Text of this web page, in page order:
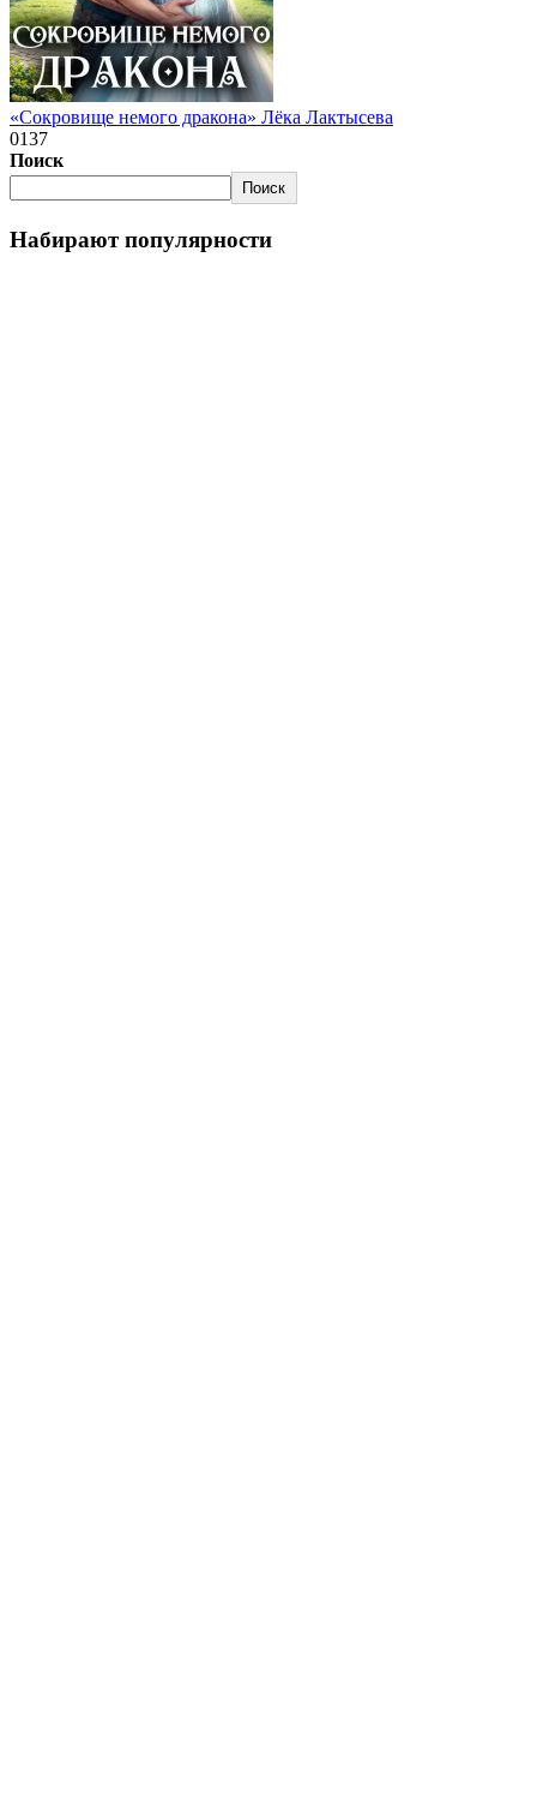
«Сокровище немого дракона» Лёка Лактысева
0137
Поиск
Поиск
Набирают популярности